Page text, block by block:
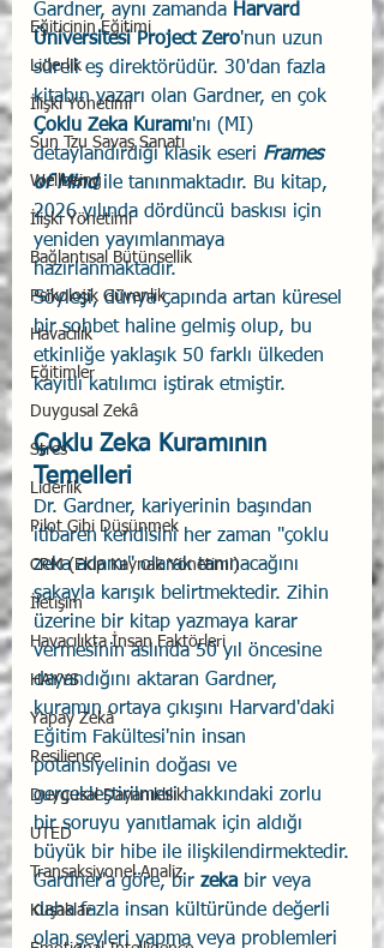
Eğiticinin Eğitimi
Liderlik
İlişki Yönetimi
Sun Tzu Savaş Sanatı
Wellbeing
İlişki Yönetimi
Bağlantısal Bütünsellik
Psikolojik Güvenlik
Havacılık
Eğitimler
Duygusal Zekâ
Stres
Liderlik
Pilot Gibi Düşünmek
CRM (Ekip Kaynak Yönetimi)
İletişim
Havacılıkta İnsan Faktörleri
HAYYS
Yapay Zekâ
Resilience
Duygusal Dayanıklılık
UTED
Transaksiyonel Analiz
Kuşaklar
Gardner, aynı zamanda Harvard
Üniversitesi Project Zero'nun uzun
süreli eş direktörüdür. 30'dan fazla
kitabın yazarı olan Gardner, en çok
Çoklu Zeka Kuramı'nı (MI)
detaylandırdığı klasik eseri Frames
of Mind ile tanınmaktadır. Bu kitap,
2026 yılında dördüncü baskısı için
yeniden yayımlanmaya
hazırlanmaktadır.
Söyleşi, dünya çapında artan küresel
bir sohbet haline gelmiş olup, bu
etkinliğe yaklaşık 50 farklı ülkeden
kayıtlı katılımcı iştirak etmiştir.
Çoklu Zeka Kuramının
Temelleri
Dr. Gardner, kariyerinin başından
itibaren kendisini her zaman "çoklu
zeka adamı" olarak tanınacağını
şakayla karışık belirtmektedir. Zihin
üzerine bir kitap yazmaya karar
vermesinin aslında 50 yıl öncesine
dayandığını aktaran Gardner,
kuramın ortaya çıkışını Harvard'daki
Eğitim Fakültesi'nin insan
potansiyelinin doğası ve
gerçekleştirilmesi hakkındaki zorlu
bir soruyu yanıtlamak için aldığı
büyük bir hibe ile ilişkilendirmektedir.
Gardner'a göre, bir zeka bir veya
daha fazla insan kültüründe değerli
olan şeyleri yapma veya problemleri